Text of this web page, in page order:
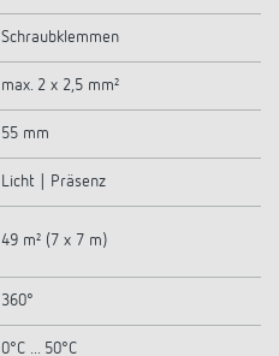
Schraubklemmen
max. 2 x 2,5 mm²
55 mm
Licht | Präsenz
49 m² (7 x 7 m)
360°
0°C ... 50°C